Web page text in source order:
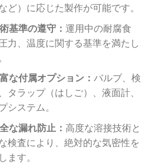
ど）に応じた製作が可能です。
基準の遵守：運用中の耐腐食
力、温度に関する基準を満たし
な付属オプション：バルブ、検
タラップ（はしご）、液面計、
システム。
な漏れ防止：高度な溶接技術と
検査により、絶対的な気密性を
ます。